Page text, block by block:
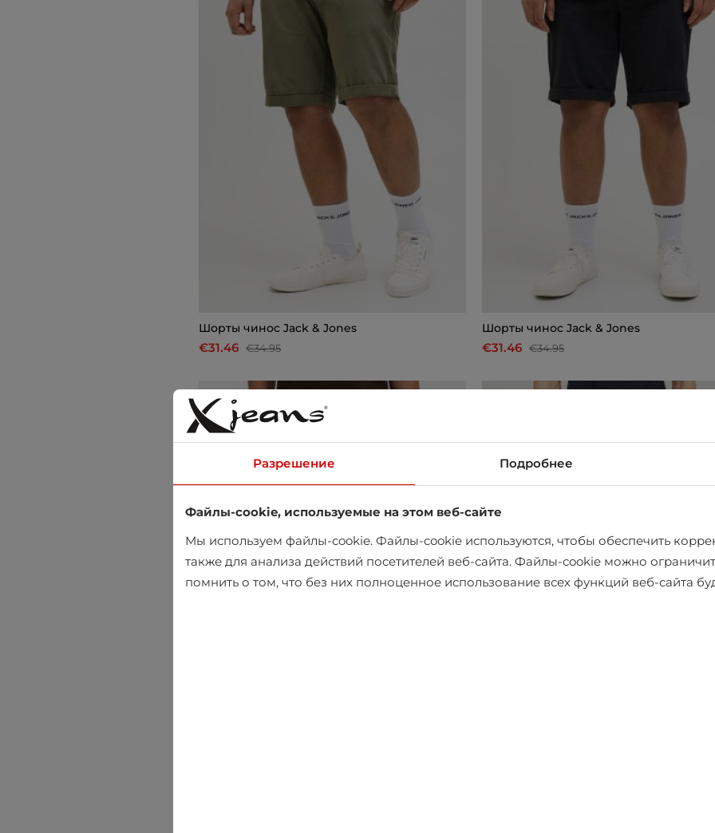
Шорты чинос Jack & Jones
€31.46 €34.95
Шорты чинос Jack & Jones
€31.46 €34.95
-10%
Разрешение Подробнее
Файлы-cookie, используемые на этом веб-сайте
Мы используем файлы-cookie. Файлы-cookie используются, чтобы обеспечить
также для анализа действий посетителей веб-сайта. Файлы-cookie можно
помнить о том, что без них полноценное использование всех функций веб-сайта